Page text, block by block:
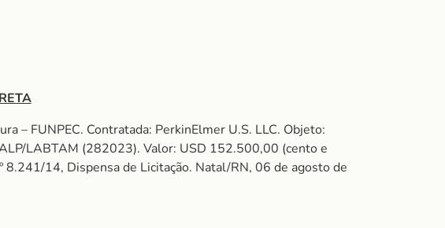
– FUNPEC. Contratada: PerkinElmer U.S. LLC. Objeto:
LABTAM (282023). Valor: USD 152.500,00 (cento e
14, Dispensa de Licitação. Natal/RN, 06 de agosto de